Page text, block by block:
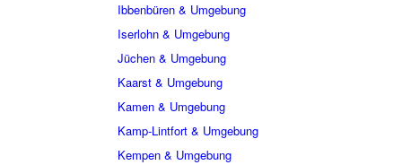
Ibbenbüren & Umgebung
Iserlohn & Umgebung
Jüchen & Umgebung
Kaarst & Umgebung
Kamen & Umgebung
Kamp-Lintfort & Umgebung
Kempen & Umgebung